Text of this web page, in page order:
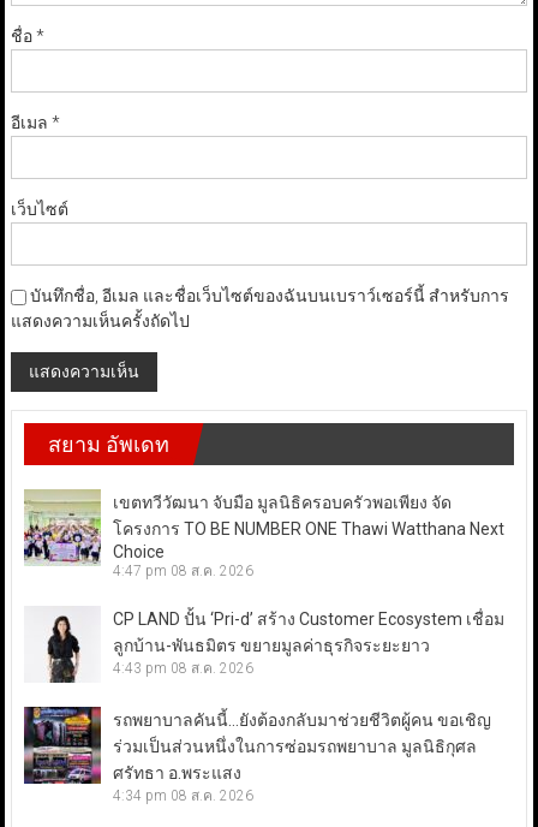
ชื่อ*
อีเมล *
เว็บไซต์
บันทึกชื่อ, อีเมล และชื่อเว็บไซต์ของฉันบนเบราว์เซอร์นี้ สำหรับการ
แสดงความเห็นครั้งถัดไป
สยาม อัพเดท
เขตทวีวัฒนา จับมือ มูลนิธิครอบครัวพอเพียง จัด
โครงการ TO BE NUMBER ONE Thawi Watthana Next
Choice
4:47 pm 08 ส.ค. 2026
CP LAND ปั้น ‘Pri-d’ สร้าง Customer Ecosystem เชื่อม
ลูกบ้าน-พันธมิตร ขยายมูลค่าธุรกิจระยะยาว
4:43 pm 08 ส.ค. 2026
รถพยาบาลคันนี้…ยังต้องกลับมาช่วยชีวิตผู้คน ขอเชิญ
ร่วมเป็นส่วนหนึ่งในการซ่อมรถพยาบาล มูลนิธิกุศล
ศรัทธา อ.พระแสง
4:34 pm 08 ส.ค. 2026